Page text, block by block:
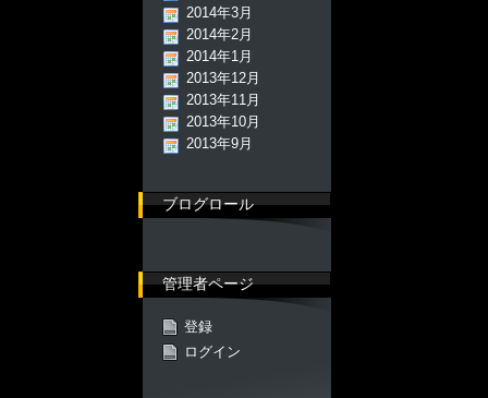
2014年3月
2014年2月
2014年1月
2013年12月
2013年11月
2013年10月
2013年9月
ブログロール
管理者ページ
登録
ログイン